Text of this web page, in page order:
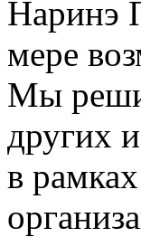
Наринэ
мере
Мы
других
в